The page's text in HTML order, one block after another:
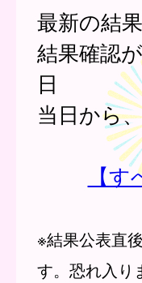
最新の結
結果確認
日
当日から
【
※結果公表直
す。恐れ入り